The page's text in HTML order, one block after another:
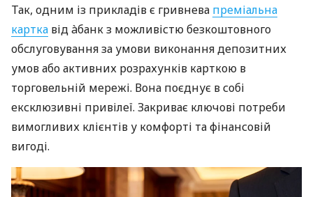
Так, одним із прикладів є гривнева преміальна
картка від àбанк з можливістю безкоштовного
обслуговування за умови виконання депозитних
умов або активних розрахунків карткою в
торговельній мережі. Вона поєднує в собі
ексклюзивні привілеї. Закриває ключові потреби
вимогливих клієнтів у комфорті та фінансовій
вигоді.